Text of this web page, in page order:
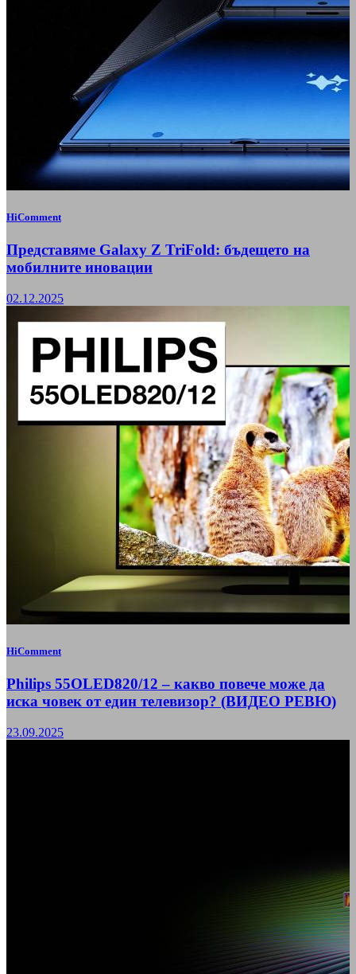
HiComment
Представяме Galaxy Z TriFold: бъдещето на
мобилните иновации
02.12.2025
HiComment
Philips 55OLED820/12 – какво повече може да
иска човек от един телевизор? (ВИДЕО РЕВЮ)
23.09.2025